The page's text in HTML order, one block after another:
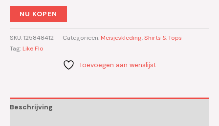
NU KOPEN
SKU:125848412 Categorieën: Meisjeskleding,Shirts & Tops
Tag: Like Flo
Toevoegen aan wenslijst
Beschrijving